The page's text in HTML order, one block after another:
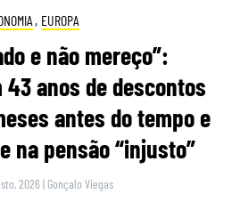
, EUROPA
e não mereço”:
anos de descontos
antes do tempo e
na pensão “injusto”
2026 | Gonçalo Viegas